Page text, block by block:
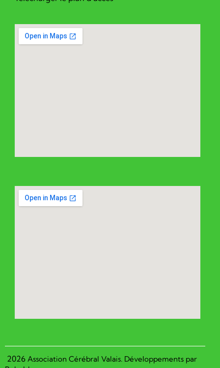
2026 Association Cérébral Valais. Développements par